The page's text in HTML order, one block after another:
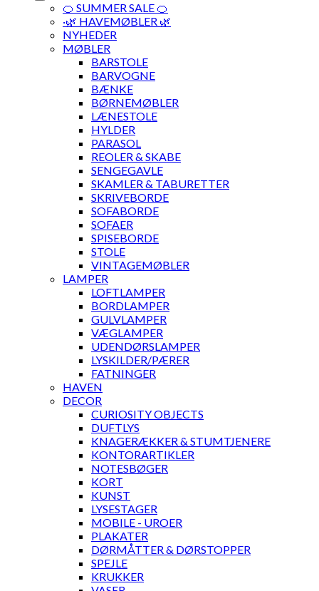
🍊 SUMMER SALE 🍊
·🌿 HAVEMØBLER 🌿
NYHEDER
MØBLER
BARSTOLE
BARVOGNE
BÆNKE
BØRNEMØBLER
LÆNESTOLE
HYLDER
PARASOL
REOLER & SKABE
SENGEGAVLE
SKAMLER & TABURETTER
SKRIVEBORDE
SOFABORDE
SOFAER
SPISEBORDE
STOLE
VINTAGEMØBLER
LAMPER
LOFTLAMPER
BORDLAMPER
GULVLAMPER
VÆGLAMPER
UDENDØRSLAMPER
LYSKILDER/PÆRER
FATNINGER
HAVEN
DECOR
CURIOSITY OBJECTS
DUFTLYS
KNAGERÆKKER & STUMTJENERE
KONTORARTIKLER
NOTESBØGER
KORT
KUNST
LYSESTAGER
MOBILE - UROER
PLAKATER
DØRMÅTTER & DØRSTOPPER
SPEJLE
KRUKKER